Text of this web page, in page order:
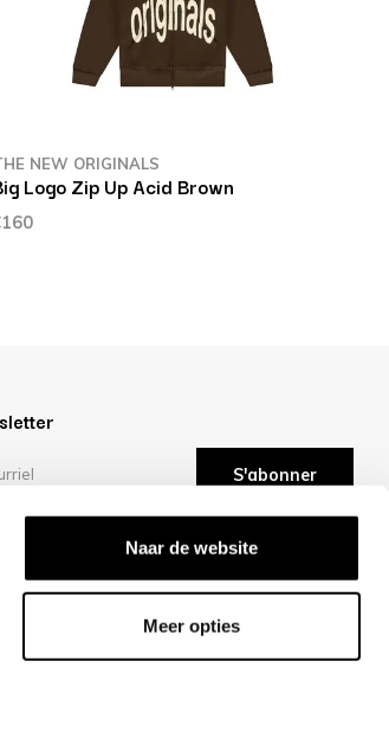
Naar de website
Meer opties
NEW ORIGINALS
Logo Zip Up Acid Brown
S'abonner
/10 -